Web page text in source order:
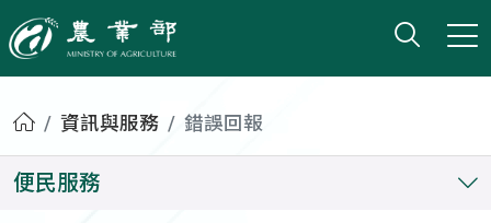
農業部
打開
小版
首頁資訊與服務 錯誤回報
便民服務